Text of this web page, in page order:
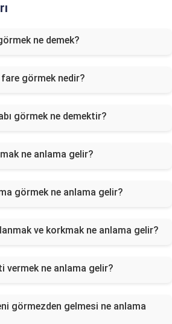
ne demek?
görmek nedir?
görmek ne demektir?
ne anlama gelir?
görmek ne anlama gelir?
ve korkmak ne anlama gelir?
vermek ne anlama gelir?
görmezden gelmesi ne anlama